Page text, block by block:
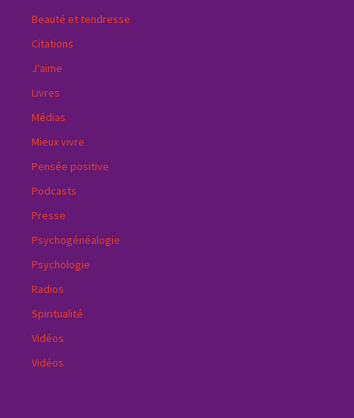
Beauté et tendresse
Citations
J'aime
Livres
Médias
Mieux vivre
Pensée positive
Podcasts
Presse
Psychogénéalogie
Psychologie
Radios
Spiritualité
Vidéos
Vidéos